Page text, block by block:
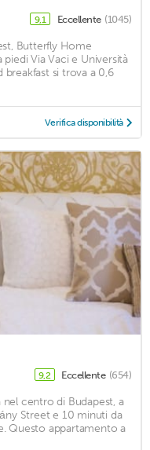
9,1 Eccellente (1045)
Butterfly Home
Via Vaci e Università
breakfast si trova a 0,6
Verifica disponibilità
9,2 Eccellente (654)
centro di Budapest, a
Street e 10 minuti da
Questo appartamento a